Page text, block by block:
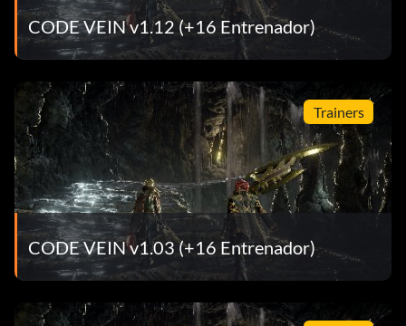
CODE VEIN v1.12 (+16 Entrenador)
Trainers
CODE VEIN v1.03 (+16 Entrenador)